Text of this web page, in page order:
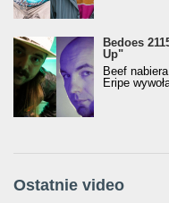
Bedoes
Up"
Beef
Eripe
Ostatnie video